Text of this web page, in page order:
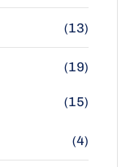
(13)
(19)
(15)
(4)